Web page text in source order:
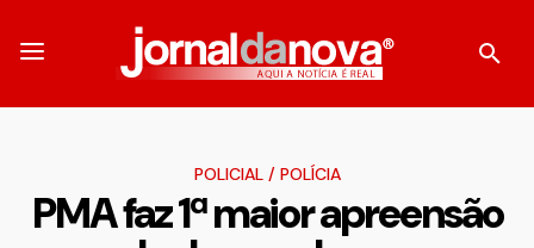
POLICIAL/ POLÍCIA
PMA faz 1ª maior apreensão